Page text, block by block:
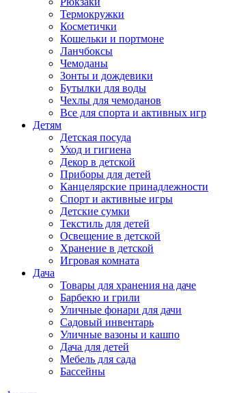
Термокружки
Косметички
Кошельки и портмоне
Ланчбоксы
Чемоданы
Зонты и дождевики
Бутылки для воды
Чехлы для чемоданов
Все для спорта и активных игр
Детям
Детская посуда
Уход и гигиена
Декор в детской
Приборы для детей
Канцелярские принадлежности
Спорт и активные игры
Детские сумки
Текстиль для детей
Освещение в детской
Хранение в детской
Игровая комната
Дача
Товары для хранения на даче
Барбекю и грили
Уличные фонари для дачи
Садовый инвентарь
Уличные вазоны и кашпо
Дача для детей
Мебель для сада
Бассейны